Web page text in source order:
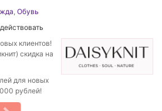
, Обувь
клиентов!
скидка на
для новых
рублей!